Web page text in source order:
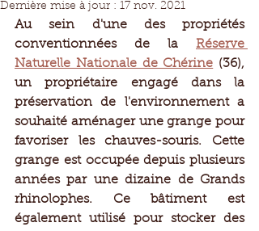
Dernière mise à jour : 17 nov. 2021
Au sein d'une des propriétés
conventionnées de la Réserve
Naturelle Nationale de Chérine (36),
un propriétaire engagé dans la
préservation de l'environnement a
souhaité aménager une grange pour
favoriser les chauves-souris. Cette
grange est occupée depuis plusieurs
années par une dizaine de Grands
rhinolophes. Ce bâtiment est
également utilisé pour stocker des